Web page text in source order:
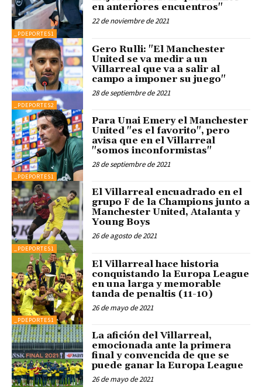
_PDEPORTES1
en anteriores encuentros"
22 de noviembre de 2021
_PDEPORTES2
Gero Rulli: "El Manchester
United se va medir a un
Villarreal que va a salir al
campo a imponer su juego"
28 de septiembre de 2021
_PDEPORTES1
Para Unai Emery el Manchester
United "es el favorito", pero
avisa que en el Villarreal
"somos inconformistas"
28 de septiembre de 2021
_PDEPORTES1
El Villarreal encuadrado en el
grupo F de la Champions junto a
Manchester United, Atalanta y
Young Boys
26 de agosto de 2021
_PDEPORTES1
El Villarreal hace historia
conquistando la Europa League
en una larga y memorable
tanda de penaltis (11-10)
26 de mayo de 2021
La afición del Villarreal,
emocionada ante la primera
final y convencida de que se
puede ganar la Europa League
26 de mayo de 2021